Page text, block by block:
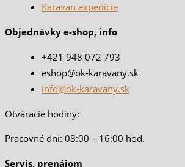
Karavan expedície
Objednávky e-shop, info
+421 948 072 793
eshop@ok-karavany.sk
info@ok-karavany.sk
Otváracie hodiny:
Pracovné dni: 08:00 – 16:00 hod.
Servis, prenájom